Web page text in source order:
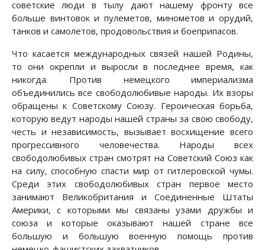
советские люди в тылу дают нашему фронту все
больше винтовок и пулеметов, минометов и орудий,
танков и самолетов, продовольствия и боеприпасов.
Что касается международных связей нашей Родины,
то они окрепли и выросли в последнее время, как
никогда. Против немецкого империализма
объединились все свободолюбивые народы. Их взоры
обращены к Советскому Союзу. Героическая борьба,
которую ведут народы нашей страны за свою свободу,
честь и независимость, вызывает восхищение всего
прогрессивного человечества. Народы всех
свободолюбивых стран смотрят на Советский Союз как
на силу, способную спасти мир от гитлеровской чумы.
Среди этих свободолюбивых стран первое место
занимают Великобритания и Соединенные Штаты
Америки, с которыми мы связаны узами дружбы и
союза и которые оказывают нашей стране все
большую и большую военную помощь против